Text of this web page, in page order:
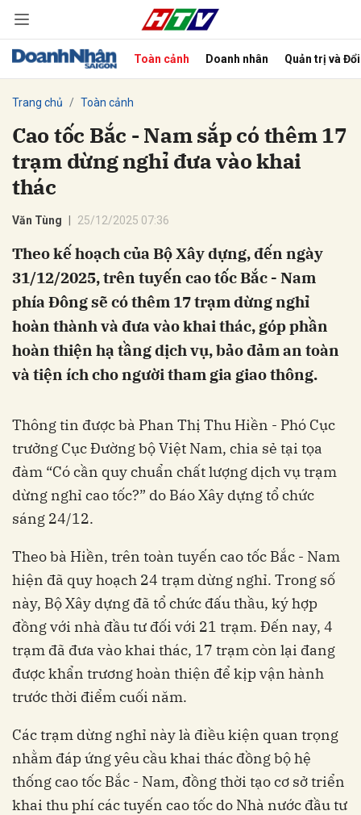
Toàn cảnh Doanh nhân Quản trị và
Trang chủ Toàn cảnh
Cao tốc Bắc - Nam sắp có thêm 17
trạm dừng nghỉ đưa vào khai
thác
Văn Tùng 25/12/2025 07:36
Theo kế hoạch của Bộ Xây dựng, đến ngày
31/12/2025, trên tuyến cao tốc Bắc - Nam
phía Đông sẽ có thêm 17 trạm dừng nghỉ
hoàn thành và đưa vào khai thác, góp phần
hoàn thiện hạ tầng dịch vụ, bảo đảm an toàn
và tiện ích cho người tham gia giao thông.
Thông tin được bà Phan Thị Thu Hiền - Phó Cục
trưởng Cục Đường bộ Việt Nam, chia sẻ tại tọa
đàm “Có cần quy chuẩn chất lượng dịch vụ trạm
dừng nghỉ cao tốc?” do Báo Xây dựng tổ chức
sáng 24/12.
Theo bà Hiền, trên toàn tuyến cao tốc Bắc - Nam
hiện đã quy hoạch 24 trạm dừng nghỉ. Trong số
này, Bộ Xây dựng đã tổ chức đấu thầu, ký hợp
đồng với nhà đầu tư đối với 21 trạm. Đến nay, 4
trạm đã đưa vào khai thác, 17 trạm còn lại đang
được khẩn trương hoàn thiện để kịp vận hành
trước thời điểm cuối năm.
Các trạm dừng nghỉ này là điều kiện quan trọng
nhằm đáp ứng yêu cầu khai thác đồng bộ hệ
thống cao tốc Bắc - Nam, đồng thời tạo cơ sở triển
khai thu phí các tuyến cao tốc do Nhà nước đầu tư